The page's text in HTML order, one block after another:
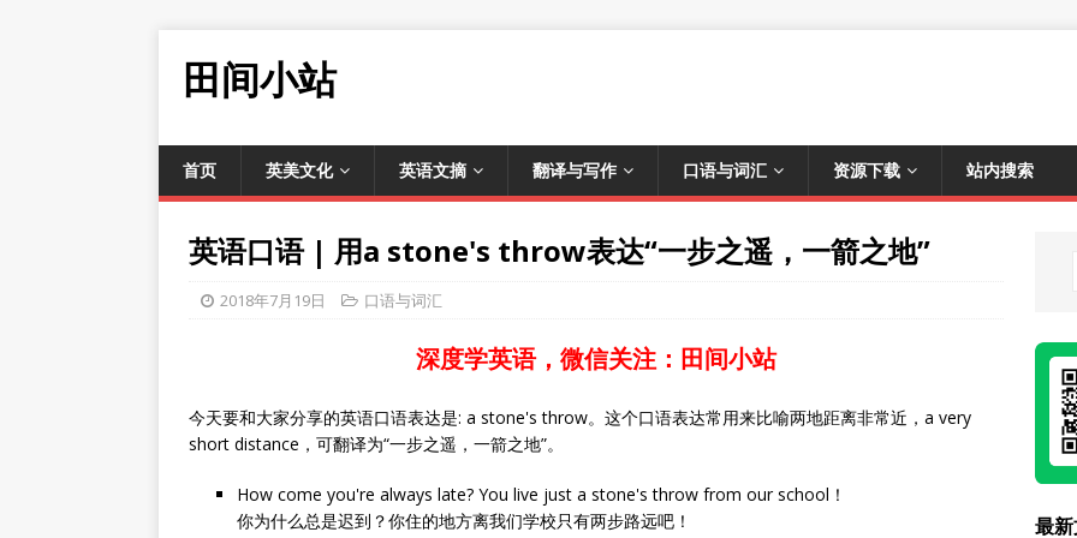
田间小站
首页 英美文化 英语文摘 翻译与写作 口语与词汇 资源下载 站内搜索
英语口语 | 用a stone's throw表达“一步之遥，一箭之地”
2018年7月19日 口语与词汇
深度学英语，微信关注：田间小站
今天要和大家分享的英语口语表达是: a stone's throw。这个口语表达常用来比喻两地距离非常近，a very
short distance，可翻译为“一步之遥，一箭之地”。
How come you're always late? You live just a stone's throw from our school！
你为什么总是迟到？你住的地方离我们学校只有两步路远吧！
最